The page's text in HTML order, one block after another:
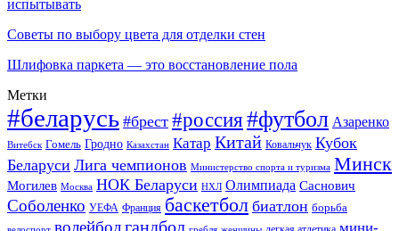
испытывать
Советы по выбору цвета для отделки стен
Шлифовка паркета — это восстановление пола
Метки
#беларусь #брест #россия#футбол Азаренко
Витебск Гомель Гродно Казахстан Катар Китай Ковальчук Кубок
Беларуси Лига чемпионов Министерство спорта и туризма Минск
Могилев Москва НОК Беларуси НХЛ Олимпиада Саснович
Соболенко УЕФА Франция баскетбол биатлон борьба
волейболгандбол